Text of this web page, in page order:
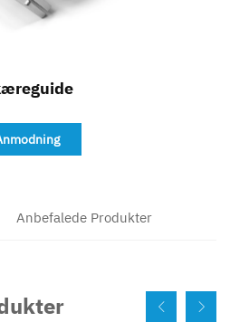
Anbefalede Produkter